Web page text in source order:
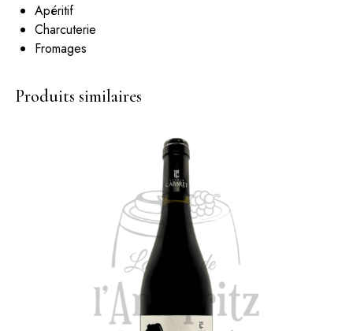
Apéritif
Charcuterie
Fromages
Produits similaires